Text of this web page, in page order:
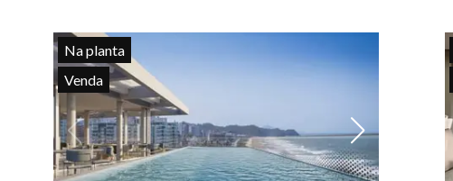
Na planta
Venda